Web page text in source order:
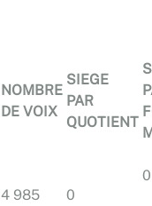
NOMBRE
DE VOIX
SIEGE
PAR
QUOTIENT
4 985 0
0